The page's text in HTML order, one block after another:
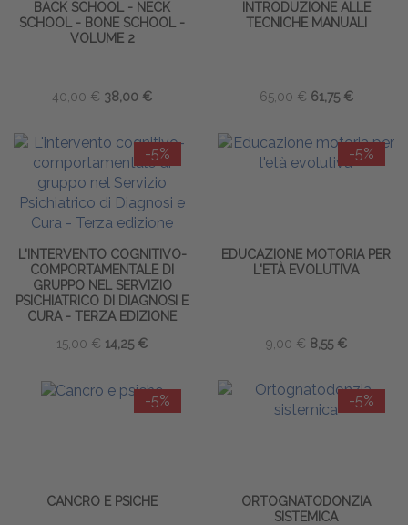
BACK SCHOOL - NECK
SCHOOL - BONE SCHOOL -
VOLUME 2
40,00 € 38,00 €
INTRODUZIONE ALLE
TECNICHE MANUALI
65,00 € 61,75 €
-5%
L'INTERVENTO COGNITIVO-
COMPORTAMENTALE DI
GRUPPO NEL SERVIZIO
PSICHIATRICO DI DIAGNOSI E
CURA - TERZA EDIZIONE
15,00 € 14,25 €
-5%
EDUCAZIONE MOTORIA PER
L'ETÀ EVOLUTIVA
9,00 € 8,55 €
-5%
CANCRO E PSICHE
-5%
ORTOGNATODONZIA
SISTEMICA